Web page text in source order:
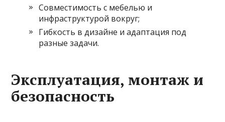
Совместимость с мебелью и
инфраструктурой вокруг;
Гибкость в дизайне и адаптация под
разные задачи.
Эксплуатация, монтаж и
безопасность